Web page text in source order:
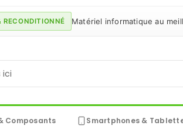
Matériel informatique au meilleur
Composants Smartphones &